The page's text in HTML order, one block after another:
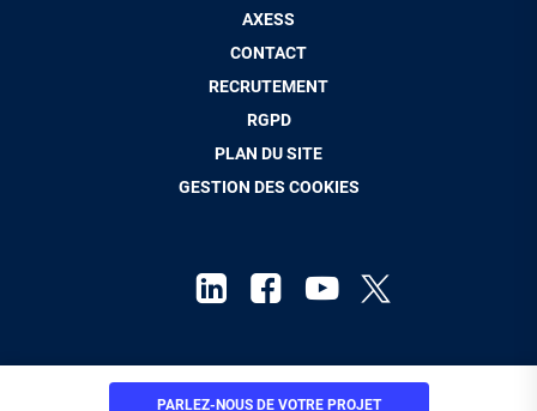
PARLEZ-NOUS DE VOTRE PROJET
AXESS
CONTACT
RECRUTEMENT
RGPD
PLAN DU SITE
GESTION DES COOKIES